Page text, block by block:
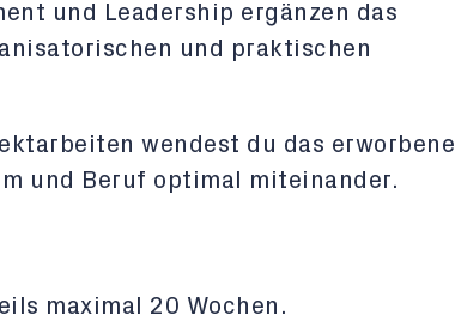
und Leadership ergänzen das
und praktischen
wendest du das erworbene
und Beruf optimal miteinander.
maximal 20 Wochen.